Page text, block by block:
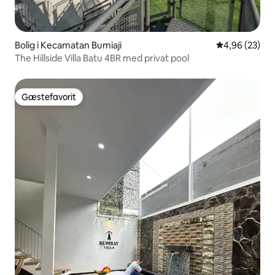
Bolig i Kecamatan Bumiaji 4,96 ud af 5 i
4,96 (23)
The Hillside Villa Batu 4BR med privat pool
Gæstefavorit
Gæstefavorit